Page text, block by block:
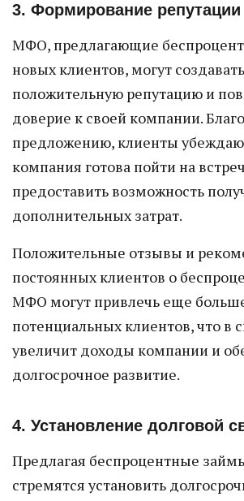
3. Формирование репутации
МФО, предлагающие
новых клиентов, могут создавать
положительную репутацию и
доверие к своей компании.
предложению, клиенты
компания готова пойти на
предоставить возможность
дополнительных затрат.
Положительные отзывы и
постоянных клиентов о
МФО могут привлечь еще
потенциальных клиентов, что в
увеличит доходы компании и
долгосрочное развитие.
4. Установление долговой
Предлагая беспроцентные
стремятся установить